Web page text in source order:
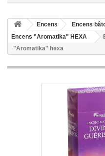
Encens
Encens
Encens "Aromatika" HEXA
"Aromatika" hexa